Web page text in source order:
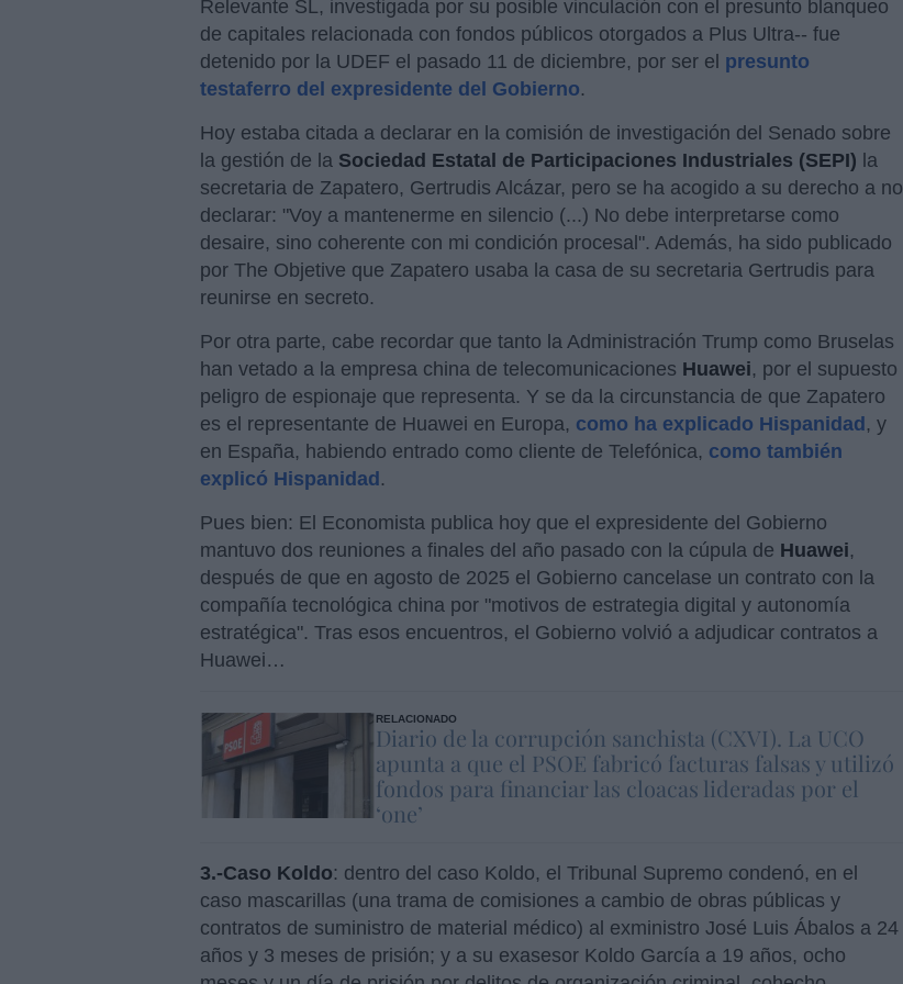
Relevante SL, investigada por su posible vinculación con el presunto blanqueo
de capitales relacionada con fondos públicos otorgados a Plus Ultra-- fue
detenido por la UDEF el pasado 11 de diciembre, por ser el presunto
testaferro del expresidente del Gobierno.
Hoy estaba citada a declarar en la comisión de investigación del Senado sobre
la gestión de la Sociedad Estatal de Participaciones Industriales (SEPI) la
secretaria de Zapatero, Gertrudis Alcázar, pero se ha acogido a su derecho a no
declarar: "Voy a mantenerme en silencio (...) No debe interpretarse como
desaire, sino coherente con mi condición procesal". Además, ha sido publicado
por The Objetive que Zapatero usaba la casa de su secretaria Gertrudis para
reunirse en secreto.
Por otra parte, cabe recordar que tanto la Administración Trump como Bruselas
han vetado a la empresa china de telecomunicaciones Huawei, por el supuesto
peligro de espionaje que representa. Y se da la circunstancia de que Zapatero
es el representante de Huawei en Europa, como ha explicado Hispanidad, y
en España, habiendo entrado como cliente de Telefónica, como también
explicó Hispanidad.
Pues bien: El Economista publica hoy que el expresidente del Gobierno
mantuvo dos reuniones a finales del año pasado con la cúpula de Huawei,
después de que en agosto de 2025 el Gobierno cancelase un contrato con la
compañía tecnológica china por "motivos de estrategia digital y autonomía
estratégica". Tras esos encuentros, el Gobierno volvió a adjudicar contratos a
Huawei…
RELACIONADO
Diario de la corrupción sanchista (CXVI). La UCO
apunta a que el PSOE fabricó facturas falsas y utilizó
fondos para financiar las cloacas lideradas por el
‘one’
3.-Caso Koldo: dentro del caso Koldo, el Tribunal Supremo condenó, en el
caso mascarillas (una trama de comisiones a cambio de obras públicas y
contratos de suministro de material médico) al exministro José Luis Ábalos a 24
años y 3 meses de prisión; y a su exasesor Koldo García a 19 años, ocho